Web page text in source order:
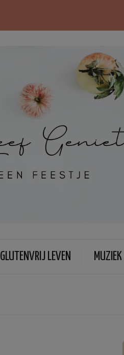
GLUTENVRIJ LEVEN MUZIEK